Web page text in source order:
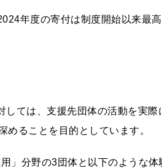
年度の寄付は制度開始以来最
しては、支援先団体の活動を実
めることを目的としています。
」分野の3団体と以下のような体